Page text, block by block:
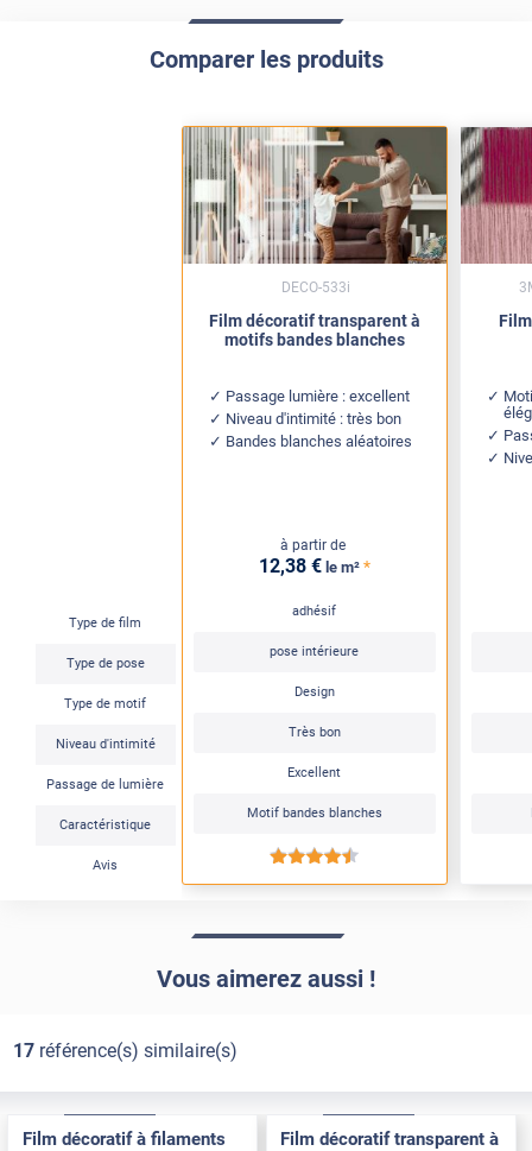
Comparer les produits
Type de film
Type de pose
Type de motif
Niveau d'intimité
Passage de lumière
Caractéristique
Avis
Film décoratif transparent à
motifs bandes blanches
Passage lumière : excellent
Niveau d'intimité : très bon
Bandes blanches aléatoires
à partir de
12,38 € le m² *
adhésif
pose intérieure
Design
Très bon
Excellent
Motif bandes blanches
*****
DECO-533i
Vous aimerez aussi !
17référence(s) similaire(s)
Film décoratif à filaments
Film décoratif transparent à